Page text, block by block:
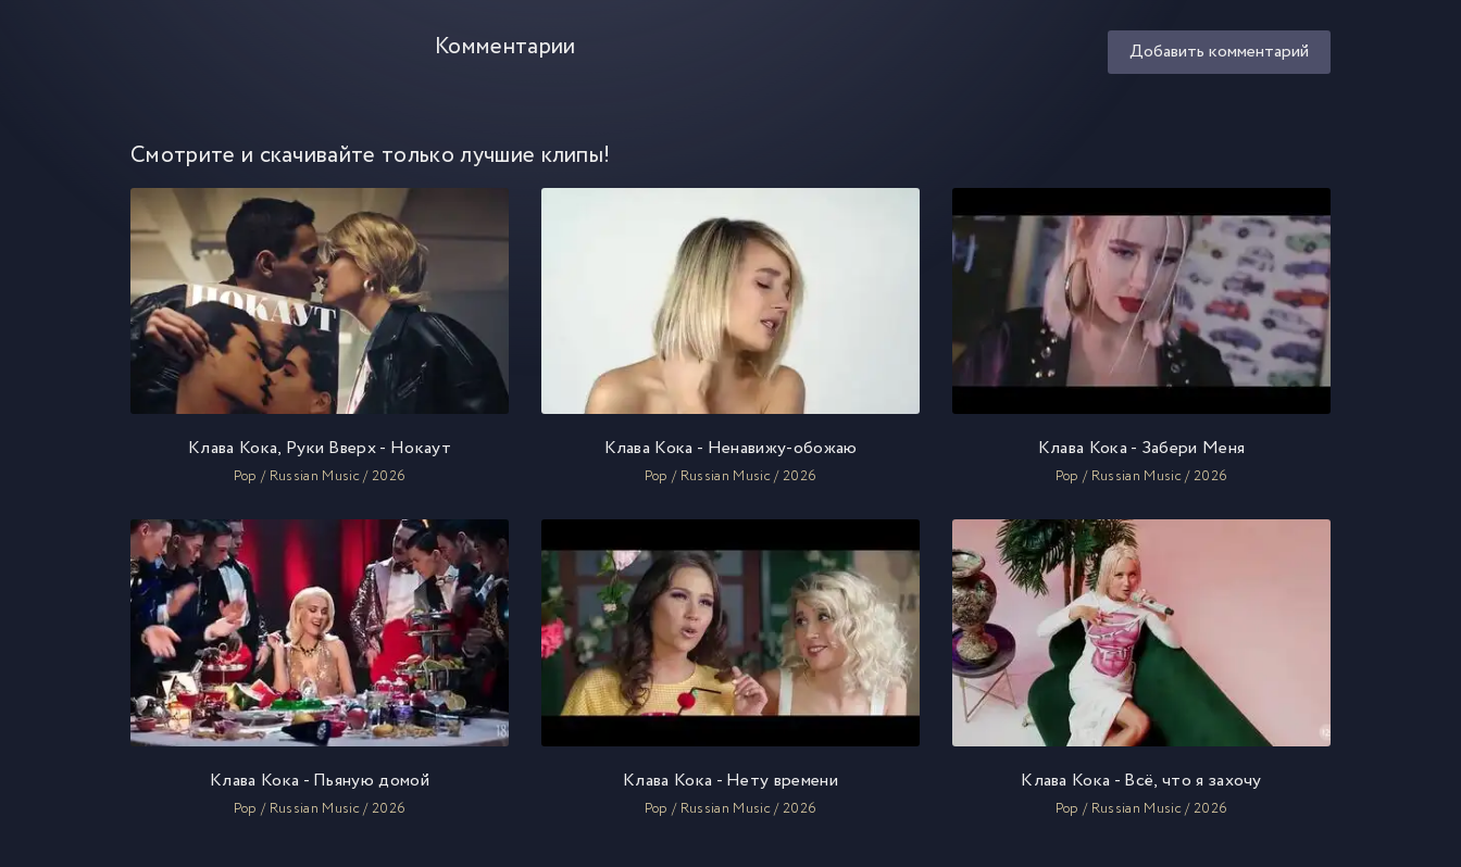
Комментарии Добавить комментарий
Смотрите и скачивайте только лучшие клипы!
Клава Кока, Руки Вверх - Нокаут
Pop / Russian Music / 2026
Клава Кока - Ненавижу-обожаю
Pop / Russian Music / 2026
Клава Кока - Забери Меня
Pop / Russian Music / 2026
Клава Кока - Пьяную домой
Pop / Russian Music / 2026
Клава Кока - Нету времени
Pop / Russian Music / 2026
Клава Кока - Всё, что я захочу
Pop / Russian Music / 2026